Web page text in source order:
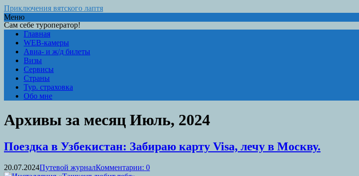
Приключения вятского лаптя
Сам себе туроператор!
Меню
Главная
WEB-камеры
Авиа- и ж/д билеты
Визы
Сервисы
Страны
Тур. страховка
Обо мне
Архивы за месяц Июль, 2024
Поездка в Узбекистан: Забираю карту Visa, лечу в Москву.
20.07.2024Путевой журналКомментарии: 0